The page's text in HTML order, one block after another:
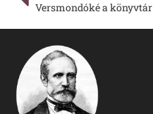
Versmondóké a könyvtár